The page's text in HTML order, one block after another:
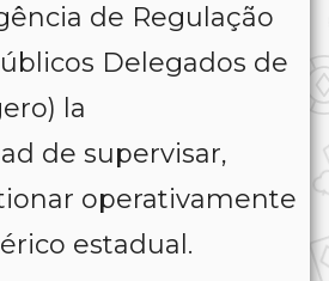
de Regulação
Delegados de
la
de supervisar,
operativamente
estadual.